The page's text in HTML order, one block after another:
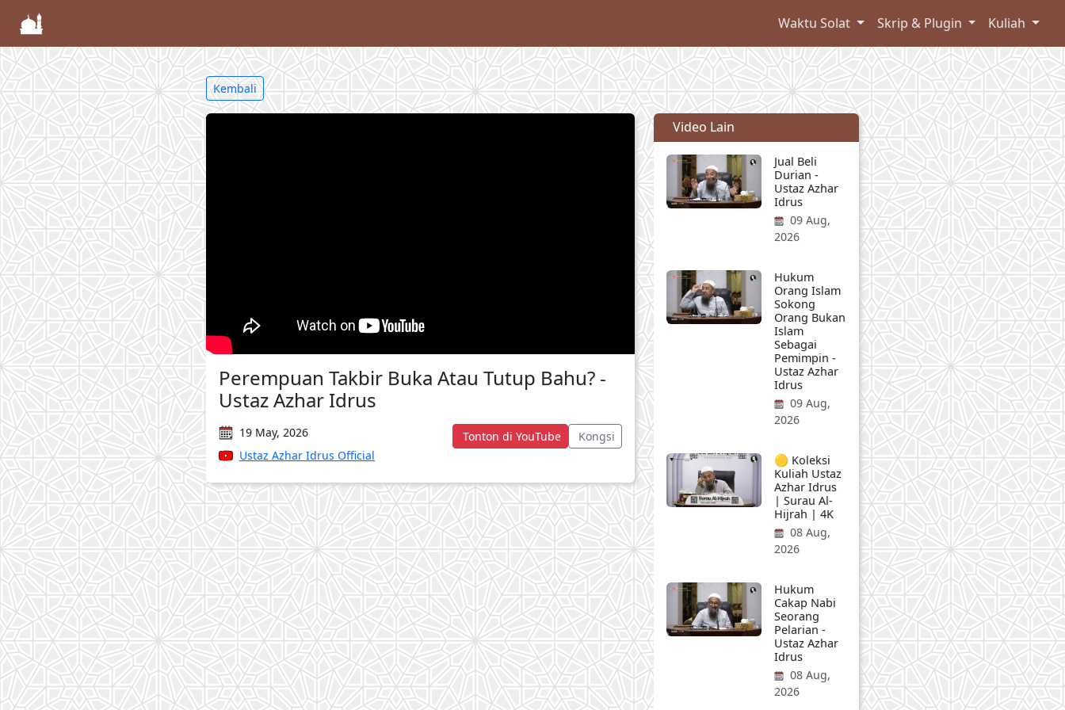
Waktu Solat Skrip & Plugin Kuliah
Kembali
Perempuan Takbir Buka Atau Tutup Bahu? -
Ustaz Azhar Idrus
19 May, 2026
Ustaz Azhar Idrus Official
Tonton di YouTube Kongsi
Video Lain
Jual Beli
Durian -
Ustaz Azhar
Idrus
09 Aug,
2026
Hukum
Orang Islam
Sokong
Orang Bukan
Islam
Sebagai
Pemimpin -
Ustaz Azhar
Idrus
09 Aug,
2026
🟡 Koleksi
Kuliah Ustaz
Azhar Idrus
| Surau Al-
Hijrah | 4K
08 Aug,
2026
Hukum
Cakap Nabi
Seorang
Pelarian -
Ustaz Azhar
Idrus
08 Aug,
2026